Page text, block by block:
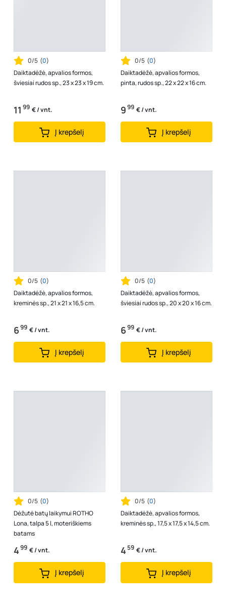
0/5 (0)
Daiktadėžė, apvalios formos,
šviesiai rudos sp., 23 x 23 x 19 cm.
11 99 € / vnt.
Į krepšelį
0/5 (0)
Daiktadėžė, apvalios formos,
pinta, rudos sp., 22 x 22 x 16 cm.
999 € / vnt.
Į krepšelį
0/5 (0)
Daiktadėžė, apvalios formos,
kreminės sp., 21 x 21 x 16,5 cm.
699 € / vnt.
Į krepšelį
0/5 (0)
Daiktadėžė, apvalios formos,
šviesiai rudos sp., 20 x 20 x 16 cm.
699 € / vnt.
Į krepšelį
0/5 (0)
Dėžutė batų laikymui ROTHO
Lona, talpa 5 l, moteriškiems
batams
499 € / vnt.
Į krepšelį
0/5 (0)
Daiktadėžė, apvalios formos,
kreminės sp., 17,5 x 17,5 x 14,5 cm.
459 € / vnt.
Į krepšelį